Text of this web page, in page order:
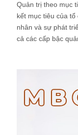
Quản trị theo mục
kết mục tiêu của
nhân và sự phát
cả các cấp bậc